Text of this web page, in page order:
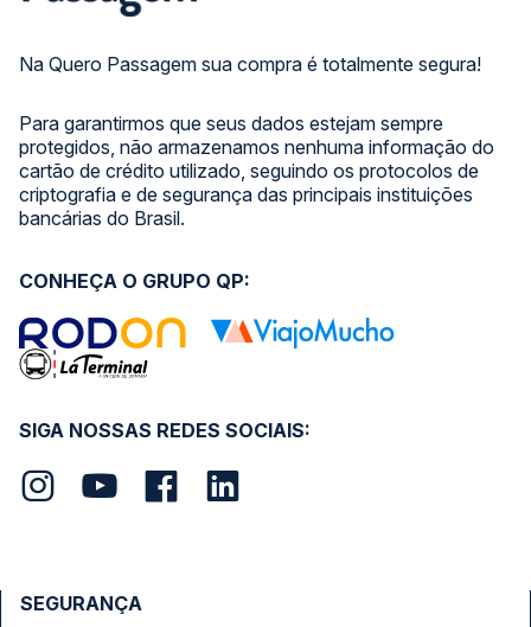
Na Quero Passagem sua compra é totalmente segura!
Para garantirmos que seus dados estejam sempre
protegidos, não armazenamos nenhuma informação do
cartão de crédito utilizado, seguindo os protocolos de
criptografia e de segurança das principais instituições
bancárias do Brasil.
SIGA NOSSAS REDES SOCIAIS:
CONHEÇA O GRUPO QP:
SEGURANÇA